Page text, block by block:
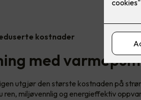
kostnader
med
utgjør den største kostnaden på
miljøvennlig og energieffektiv